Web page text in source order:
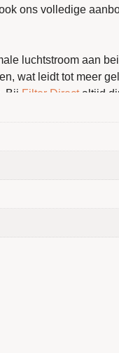
ons volledige
luchtstroom aan
wat leidt tot meer
Bij Filter Directaltijd